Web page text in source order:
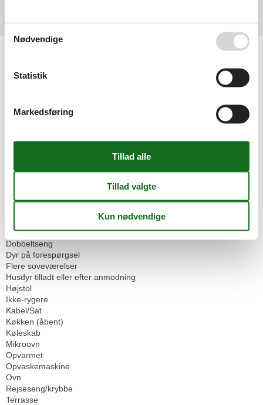
Aktivitetsfaciliteter
Cykelvenlig
Familievenlig
Parkeringsplads
Bad/toilet
Dobbeltseng
Dyr på forespørgsel
Flere soveværelser
Husdyr tilladt eller efter anmodning
Højstol
Ikke-rygere
Kabel/Sat
Køkken (åbent)
Køleskab
Mikroovn
Opvarmet
Opvaskemaskine
Ovn
Rejseseng/krybbe
Terrasse
Nødvendige
Statistik
Markedsføring